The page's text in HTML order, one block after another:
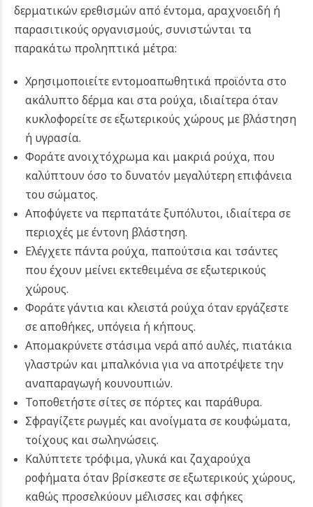
δερματικών ερεθισμών από έντομα, αραχνοειδή ή
παρασιτικούς οργανισμούς, συνιστώνται τα
παρακάτω προληπτικά μέτρα:
Χρησιμοποιείτε εντομοαπωθητικά προϊόντα στο
ακάλυπτο δέρμα και στα ρούχα, ιδιαίτερα όταν
κυκλοφορείτε σε εξωτερικούς χώρους με βλάστηση
ή υγρασία.
Φοράτε ανοιχτόχρωμα και μακριά ρούχα, που
καλύπτουν όσο το δυνατόν μεγαλύτερη επιφάνεια
του σώματος.
Αποφύγετε να περπατάτε ξυπόλυτοι, ιδιαίτερα σε
περιοχές με έντονη βλάστηση.
Ελέγχετε πάντα ρούχα, παπούτσια και τσάντες
που έχουν μείνει εκτεθειμένα σε εξωτερικούς
χώρους.
Φοράτε γάντια και κλειστά ρούχα όταν εργάζεστε
σε αποθήκες, υπόγεια ή κήπους.
Απομακρύνετε στάσιμα νερά από αυλές, πιατάκια
γλαστρών και μπαλκόνια για να αποτρέψετε την
αναπαραγωγή κουνουπιών.
Τοποθετήστε σίτες σε πόρτες και παράθυρα.
Σφραγίζετε ρωγμές και ανοίγματα σε κουφώματα,
τοίχους και σωληνώσεις.
Καλύπτετε τρόφιμα, γλυκά και ζαχαρούχα
ροφήματα όταν βρίσκεστε σε εξωτερικούς χώρους,
καθώς προσελκύουν μέλισσες και σφήκες